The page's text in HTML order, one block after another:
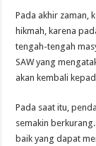
Pada akhir zaman,
hikmah, karena
tengah-tengah
SAW yang
akan kembali
Pada saat itu,
semakin
baik yang dapat